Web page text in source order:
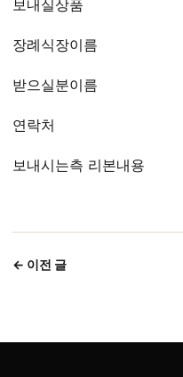
보내실상품
장례식장이름
받으실분이름
연락처
보내시는측 리본내용
← 이전 글